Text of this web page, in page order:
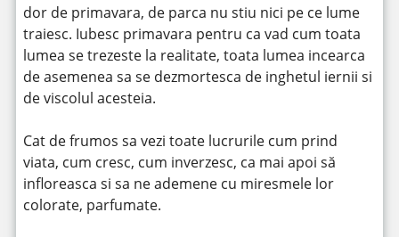
dor de primavara, de parca nu stiu nici pe ce lume
traiesc. Iubesc primavara pentru ca vad cum toata
lumea se trezeste la realitate, toata lumea incearca
de asemenea sa se dezmortesca de inghetul iernii si
de viscolul acesteia.
Cat de frumos sa vezi toate lucrurile cum prind
viata, cum cresc, cum inverzesc, ca mai apoi să
infloreasca si sa ne ademene cu miresmele lor
colorate, parfumate.